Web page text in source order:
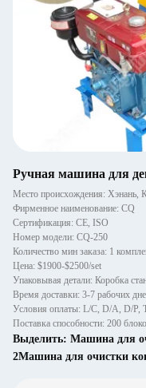
Ручная машина для
Место происхождения: Хэнань,
Фирменное наименование: CQ
Сертификация: CE, ISO
Номер модели: CQ-250
Количество мин заказа: 1
Цена: $1900-$2500/set
Упаковывая детали: Коробка
Время доставки: 3-7 рабочих
Условия оплаты: L/C, D/A, D/P,
Поставка способности: 200
Выделить: Машина для
2Машина для очистки